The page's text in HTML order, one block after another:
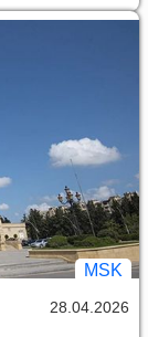
MSK
28.04.2026